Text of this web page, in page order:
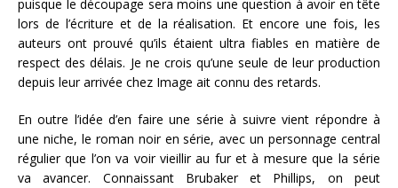
puisque le découpage sera moins une question à avoir en tête
lors de l’écriture et de la réalisation. Et encore une fois, les
auteurs ont prouvé qu’ils étaient ultra fiables en matière de
respect des délais. Je ne crois qu’une seule de leur production
depuis leur arrivée chez Image ait connu des retards.
En outre l’idée d’en faire une série à suivre vient répondre à
une niche, le roman noir en série, avec un personnage central
régulier que l’on va voir vieillir au fur et à mesure que la série
va avancer. Connaissant Brubaker et Phillips, on peut